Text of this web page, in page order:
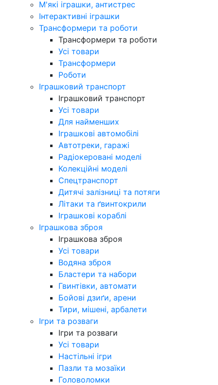
М'які іграшки, антистрес
Інтерактивні іграшки
Трансформери та роботи
Трансформери та роботи
Усі товари
Трансформери
Роботи
Іграшковий транспорт
Іграшковий транспорт
Усі товари
Для найменших
Іграшкові автомобілі
Автотреки, гаражі
Радіокеровані моделі
Колекційні моделі
Спецтранспорт
Дитячі залізниці та потяги
Літаки та ґвинтокрили
Іграшкові кораблі
Іграшкова зброя
Іграшкова зброя
Усі товари
Водяна зброя
Бластери та набори
Гвинтівки, автомати
Бойові дзиґи, арени
Тири, мішені, арбалети
Ігри та розваги
Ігри та розваги
Усі товари
Настільні ігри
Пазли та мозаїки
Головоломки